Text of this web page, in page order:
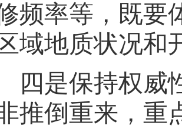
频率等，既要
域地质状况和
四是保持权威
推倒重来，重